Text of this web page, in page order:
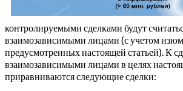
контролируемыми сделками будут
взаимозависимыми лицами (с учетом
предусмотренных настоящей статьей). К
взаимозависимыми лицами в целях
приравниваются следующие сделки: